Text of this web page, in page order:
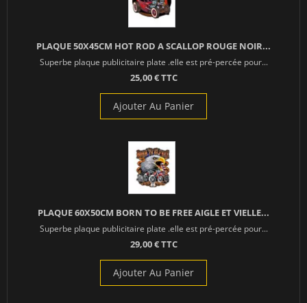
PLAQUE 50X45CM HOT ROD A SCALLOP ROUGE NOIR...
Superbe plaque publicitaire plate .elle est pré-percée pour...
25,00 € TTC
Ajouter Au Panier
PLAQUE 60X50CM BORN TO BE FREE AIGLE ET VIELLE...
Superbe plaque publicitaire plate .elle est pré-percée pour...
29,00 € TTC
Ajouter Au Panier